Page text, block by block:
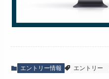
エントリー情報 エントリー